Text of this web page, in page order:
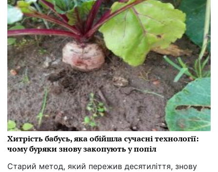
Хитрість бабусь, яка обійшла сучасні технології:
чому буряки знову закопують у попіл
Старий метод, який пережив десятиліття, знову